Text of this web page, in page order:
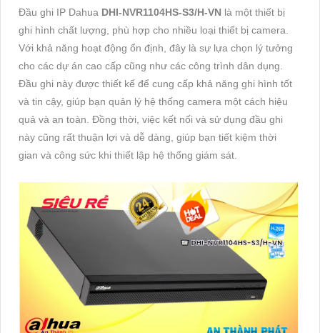
Đầu ghi IP Dahua DHI-NVR1104HS-S3/H-VN là một thiết bị
ghi hình chất lượng, phù hợp cho nhiều loại thiết bị camera.
Với khả năng hoạt động ổn định, đây là sự lựa chọn lý tưởng
cho các dự án cao cấp cũng như các công trình dân dụng.
Đầu ghi này được thiết kế để cung cấp khả năng ghi hình tốt
và tin cậy, giúp bạn quản lý hệ thống camera một cách hiệu
quả và an toàn. Đồng thời, việc kết nối và sử dụng đầu ghi
này cũng rất thuận lợi và dễ dàng, giúp bạn tiết kiệm thời
gian và công sức khi thiết lập hệ thống giám sát.